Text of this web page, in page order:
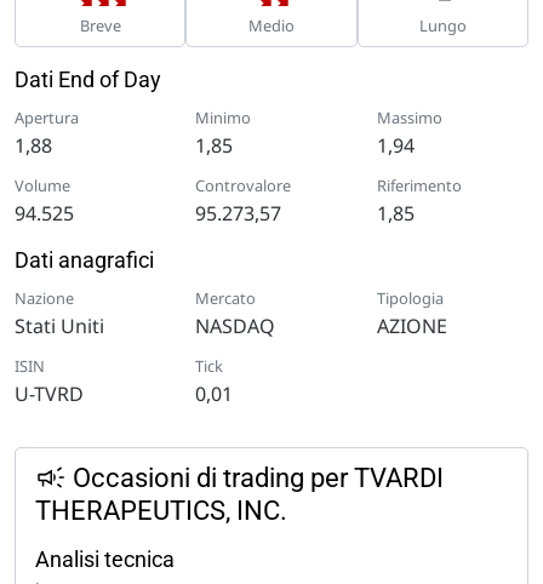
Breve Medio Lungo
Dati End of Day
Apertura
1,88
Minimo
1,85
Massimo
1,94
Volume
94.525
Controvalore
95.273,57
Riferimento
1,85
Dati anagrafici
Nazione
Stati Uniti
Mercato
NASDAQ
Tipologia
AZIONE
ISIN
U-TVRD
Tick
0,01
Occasioni di trading per TVARDI
THERAPEUTICS, INC.
Analisi tecnica